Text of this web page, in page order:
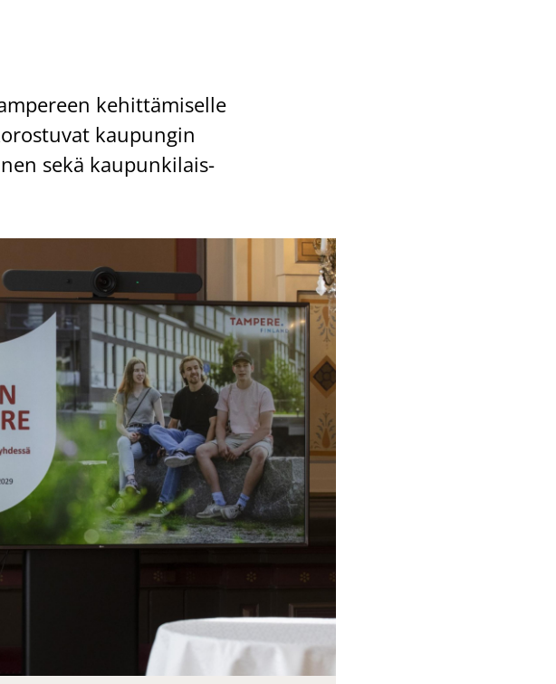
ke­hit­tä­mi­sel­le
kau­pun­gin
sekä kau­pun­ki­lais­